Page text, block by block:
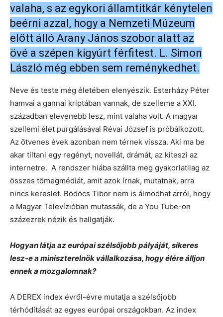
valaha, s az egykori államtitkár kénytelen
beérni azzal, hogy a Nemzeti Múzeum
előtt álló Arany János szobor alatt az
övé a szépen kigyúrt férfitest. L. Simon
László még ebben sem reménykedhet.
Neve és teste még életében elenyészik. Esterházy Péter
hamvai a gannai kriptában vannak, de szelleme a XXI.
században elevenebb lesz, mint valaha volt. A magyar
szellemi élet purgálásával Révai József is próbálkozott.
Az ötvenes évek azonban nem térnek vissza. Aki ma be
akar tiltani egy regényt, novellát, drámát, az kiteszi az
internetre. A rendszer hiába szállta meg gyakorlatilag az
összes tömegmédiát, amit azok írnak, mutatnak, arra
nincs kereslet. Bödöcs Tibor nem is álmodhat arról, hogy
a Magyar Televízióban mutassák, de a You Tube-on
százezrek nézik és hallgatják.
Hogyan látja az európai szélsőjobb pályáját, sikeres
lesz-e a miniszterelnök vállalkozása, hogy élére álljon
ennek a mozgalomnak?
A DEREX index évről-évre mutatja a szélsőjobb
térhódítását az egyes európai országokban. Az index